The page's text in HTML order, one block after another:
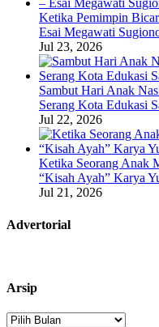
Ketika Pemimpin
Esai Megawati
Jul 23, 2026
Sambut Hari Anak
Serang Kota Edukasi
Jul 22, 2026
Ketika Seorang Anak
“Kisah Ayah” Karya
Jul 21, 2026
Advertorial
Arsip
Arsip